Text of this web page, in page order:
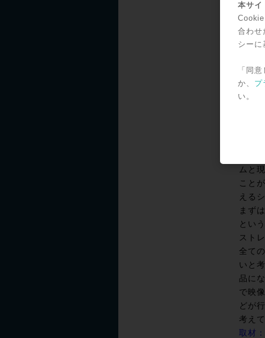
林氏
す。
取材
とフ
テム
られ
林氏
ムと
こと
える
まず
とい
スト
全て
いと
品に
で映
どが
考え
取材
本サイ
合わせ
シーに
「同
か、 プ
い。